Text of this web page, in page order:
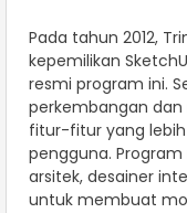
Pada tahun 2012,
kepemilikan
resmi program ini.
perkembangan
fitur-fitur yang
pengguna.
arsitek, desainer
untuk membuat